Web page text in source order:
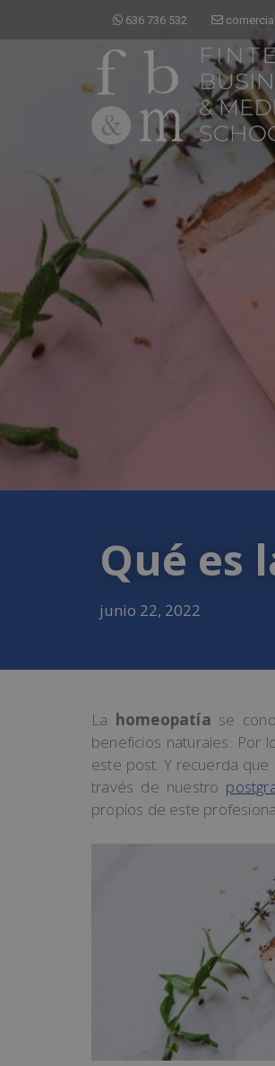
636 736 532
Qué es
junio 22, 2022
La homeopatía se
beneficios naturales. Por
este post. Y recuerda
través de nuestro
propios de este